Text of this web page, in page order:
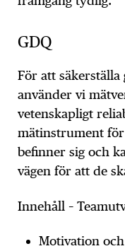
GDQ
För att
använder vi
vetenskapligt
mätinstrument
befinner sig och
vägen för att de
Innehåll –
Motivation